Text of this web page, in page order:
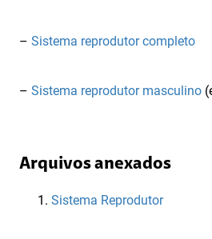
– Sistema reprodutor completo
– Sistema reprodutor masculino
Arquivos anexados
Sistema Reprodutor